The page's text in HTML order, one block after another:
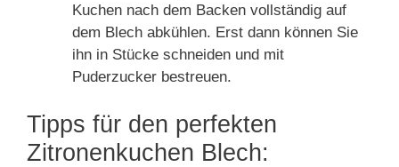
Kuchen nach dem Backen vollständig auf
dem Blech abkühlen. Erst dann können Sie
ihn in Stücke schneiden und mit
Puderzucker bestreuen.
Tipps für den perfekten
Zitronenkuchen Blech: